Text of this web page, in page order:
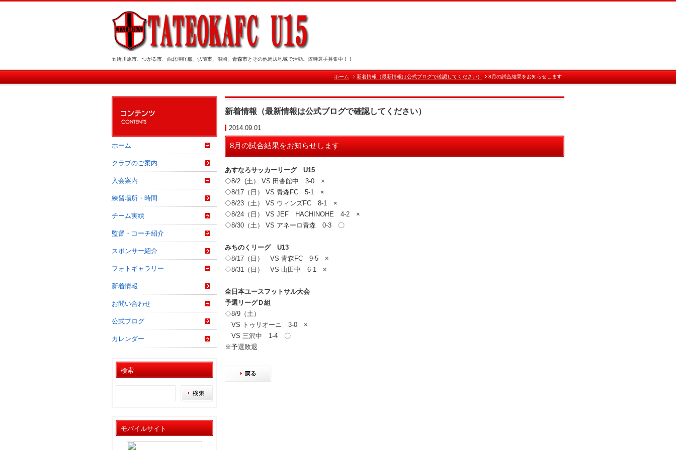
五所川原市、つがる市、西北津軽郡、弘前市、浪岡、青森市とその他周辺地域で活動。随時選手募集中！！
ホーム 新着情報（最新情報は公式ブログで確認してください） 8月の試合結果をお知らせします
新着情報（最新情報は公式ブログで確認してください）
2014.09.01
8月の試合結果をお知らせします
あすなろサッカーリーグ U15
◇8/2 (土） VS 田舎館中 3-0 ×
◇8/17（日） VS 青森FC 5-1 ×
◇8/23（土） VS ウィンズFC 8-1 ×
◇8/24（日） VS JEF HACHINOHE 4-2 ×
◇8/30（土） VS アネーロ青森 0-3 〇
みちのくリーグ U13
◇8/17（日） VS 青森FC 9-5 ×
◇8/31（日） VS 山田中 6-1 ×
全日本ユースフットサル大会
予選リーグＤ組
◇8/9（土）
VS トゥリオーニ 3-0 ×
VS 三沢中 1-4 〇
※予選敗退
ホーム
クラブのご案内
入会案内
練習場所・時間
チーム実績
監督・コーチ紹介
スポンサー紹介
フォトギャラリー
新着情報
お問い合わせ
公式ブログ
カレンダー
検索
モバイルサイト